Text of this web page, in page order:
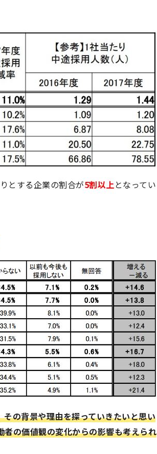
とする企業の割合が5割以上となってい
その背景や理由を探っていきたいと思い
の価値観の変化からの影響も考えられ